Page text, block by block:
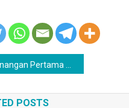
Tim Nuriska FC pada Piala Kasad Liga Santri 2022
POSTS